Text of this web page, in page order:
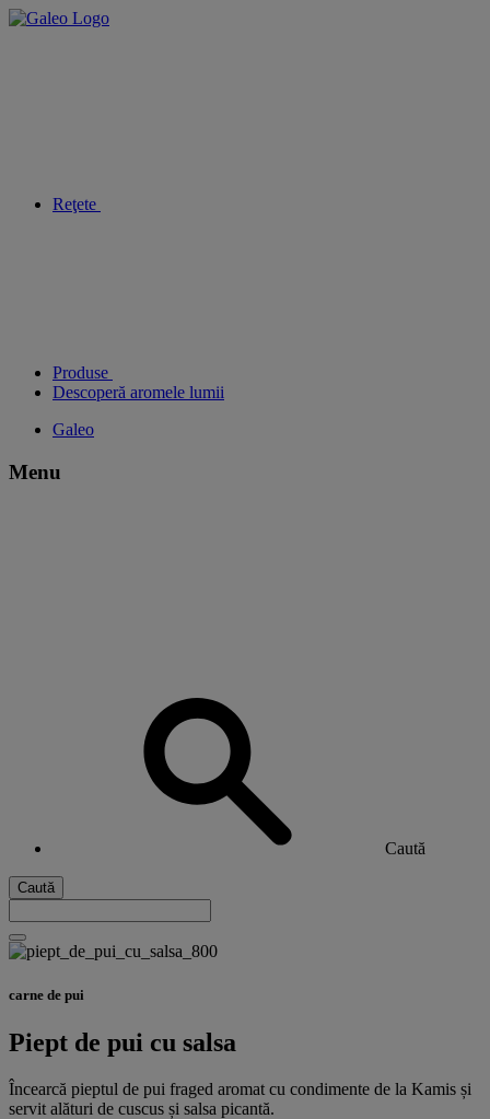
Reţete
Produse
Descoperă aromele lumii
Galeo
Menu
Caută
Caută
carne de pui
Piept de pui cu salsa
Încearcă pieptul de pui fraged aromat cu condimente de la Kamis și
servit alături de cuscus și salsa picantă.